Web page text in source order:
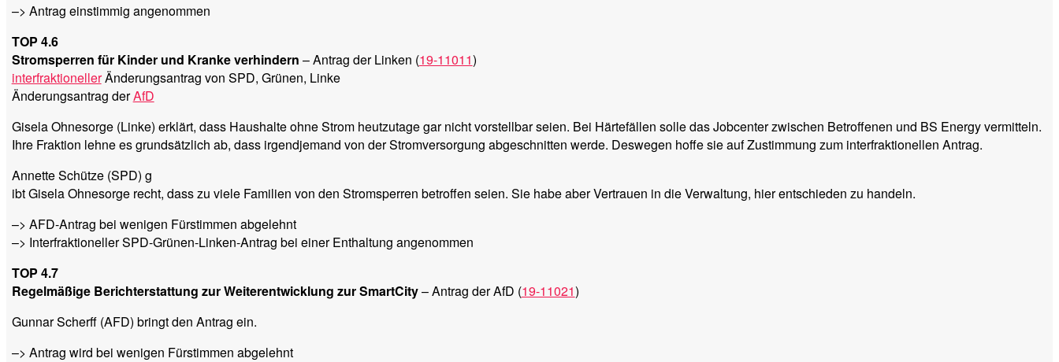
–> Antrag einstimmig angenommen
TOP 4.6
Stromsperren für Kinder und Kranke verhindern – Antrag der Linken (19-11011)
interfraktionellerÄnderungsantrag von SPD, Grünen, Linke
Änderungsantrag derAfD
Gisela Ohnesorge (Linke) erklärt, dass Haushalte ohne Strom heutzutage gar nicht vorstellbar seien. Bei Härtefällen solle das Jobcenter zwischen Betroffenen und BS Energy vermitteln.
Ihre Fraktion lehne es grundsätzlich ab, dass irgendjemand von der Stromversorgung abgeschnitten werde. Deswegen hoffe sie auf Zustimmung zum interfraktionellen Antrag.
Annette Schütze (SPD) g
ibt Gisela Ohnesorge recht, dass zu viele Familien von den Stromsperren betroffen seien. Sie habe aber Vertrauen in die Verwaltung, hier entschieden zu handeln.
–> AFD-Antrag bei wenigen Fürstimmen abgelehnt
–> Interfraktioneller SPD-Grünen-Linken-Antrag bei einer Enthaltung angenommen
TOP 4.7
Regelmäßige Berichterstattung zur Weiterentwicklung zur SmartCity– Antrag der AfD (19-11021)
Gunnar Scherff (AFD) bringt den Antrag ein.
–> Antrag wird bei wenigen Fürstimmen abgelehnt